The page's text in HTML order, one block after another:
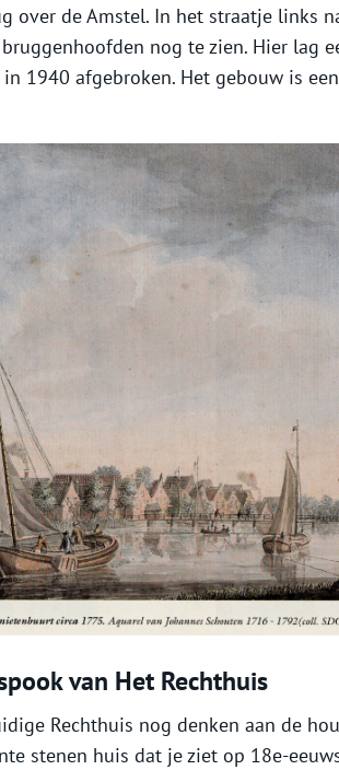
over de Amstel. In het straatje links
nog te zien. Hier lag
in 1940 afgebroken. Het gebouw is
van Het Rechthuis
Rechthuis nog denken aan de
stenen huis dat je ziet op 18e-